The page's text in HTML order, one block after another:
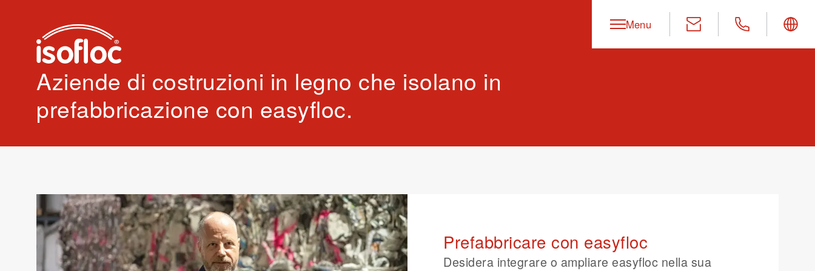
Menu
Aziende di costruzioni in legno che isolano in
prefabbricazione con easyfloc.
Prefabbricare con easyfloc
Desidera integrare o ampliare easyfloc nella sua